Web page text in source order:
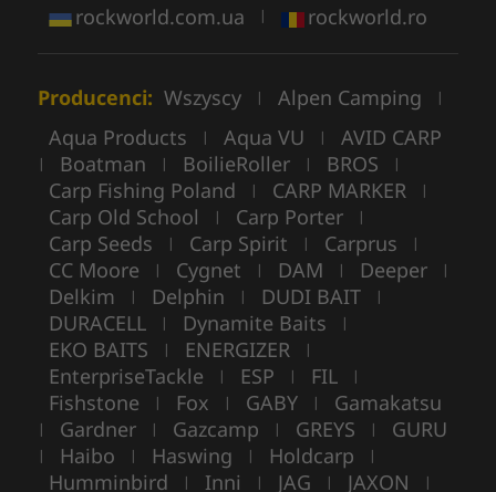
rockworld.com.ua | rockworld.ro
Producenci: Wszyscy | Alpen Camping |
Aqua Products | Aqua VU | AVID CARP
| Boatman | BoilieRoller | BROS |
Carp Fishing Poland | CARP MARKER |
Carp Old School | Carp Porter |
Carp Seeds | Carp Spirit | Carprus |
CC Moore | Cygnet | DAM | Deeper |
Delkim | Delphin | DUDI BAIT |
DURACELL | Dynamite Baits |
EKO BAITS | ENERGIZER |
EnterpriseTackle | ESP | FIL |
Fishstone | Fox | GABY | Gamakatsu
| Gardner | Gazcamp | GREYS | GURU
| Haibo | Haswing | Holdcarp |
Humminbird | Inni | JAG | JAXON |